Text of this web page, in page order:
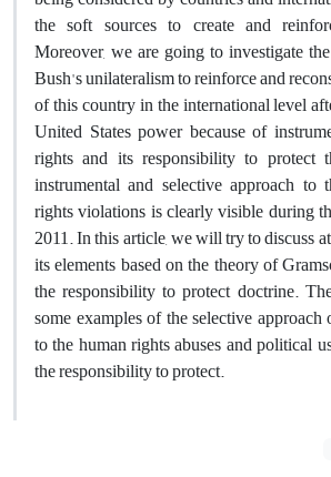
the soft sources to create and
Moreover, we are going to investigate
Bush's unilateralism to reinforce and
of this country in the international level
United States power because of
rights and its responsibility to protect
instrumental and selective approach to
rights violations is clearly visible during
2011. In this article, we will try to discuss
its elements based on the theory of
the responsibility to protect doctrine.
some examples of the selective
to the human rights abuses and political
the responsibility to protect.